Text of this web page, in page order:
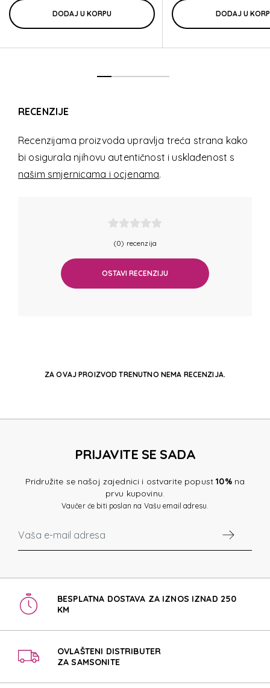
DODAJ U KORPU DODAJ U
RECENZIJE
Recenzijama proizvoda upravlja treća strana kako
bi osigurala njihovu autentičnost i usklađenost s
našim smjernicama i ocjenama.
(0) recenzija
OSTAVI RECENZIJU
ZA OVAJ PROIZVOD TRENUTNO NEMA RECENZIJA.
PRIJAVITE SE SADA
Pridružite se našoj zajednici i ostvarite popust10%na
prvu kupovinu.
Vaučer će biti poslan na Vašu email adresu.
BESPLATNA DOSTAVA ZA IZNOS IZNAD 250
KM
OVLAŠTENI DISTRIBUTER
ZA SAMSONITE